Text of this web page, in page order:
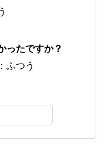
ったですか？
ふつう